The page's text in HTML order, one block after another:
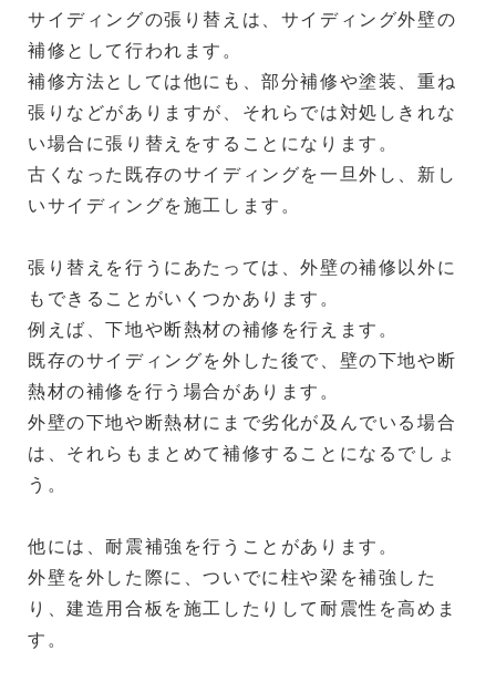
サイディングの張り替えは、サイディング外壁の
補修として行われます。
補修方法としては他にも、部分補修や塗装、重ね
張りなどがありますが、それらでは対処しきれな
い場合に張り替えをすることになります。
古くなった既存のサイディングを一旦外し、新し
いサイディングを施工します。
張り替えを行うにあたっては、外壁の補修以外に
もできることがいくつかあります。
例えば、下地や断熱材の補修を行えます。
既存のサイディングを外した後で、壁の下地や断
熱材の補修を行う場合があります。
外壁の下地や断熱材にまで劣化が及んでいる場合
は、それらもまとめて補修することになるでしょ
う。
他には、耐震補強を行うことがあります。
外壁を外した際に、ついでに柱や梁を補強した
り、建造用合板を施工したりして耐震性を高めま
す。